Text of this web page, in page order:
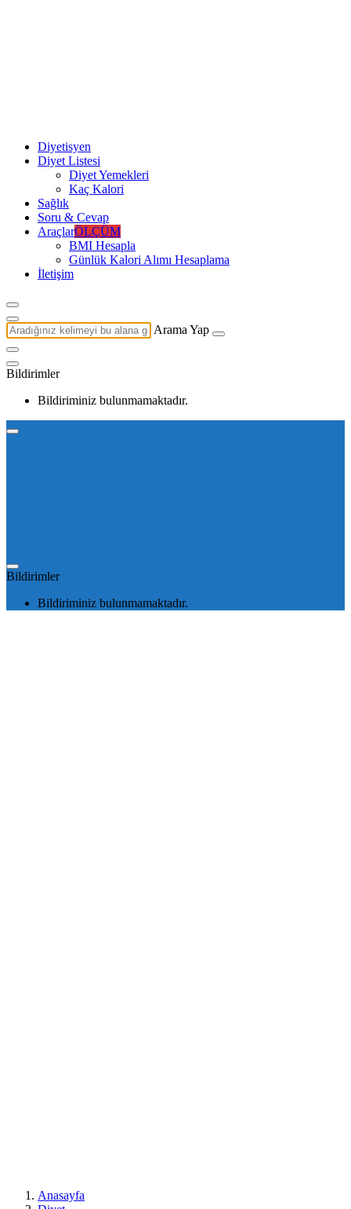
Diyetisyen
Diyet Listesi
Diyet Yemekleri
Kaç Kalori
Sağlık
Soru & Cevap
AraçlarÖLÇÜM
BMI Hesapla
Günlük Kalori Alımı Hesaplama
İletişim
Arama Yap
Bildirimler
Bildiriminiz bulunmamaktadır.
Bildirimler
Bildiriminiz bulunmamaktadır.
Anasayfa